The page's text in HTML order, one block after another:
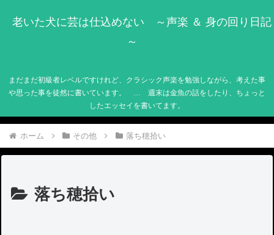
老いた犬に芸は仕込めない ～声楽 ＆ 身の回り日記
～
まだまだ初級者レベルですけれど、クラシック声楽を勉強しながら、考えた事
や思った事を徒然に書いています。 … 週末は金魚の話をしたり、ちょっと
したエッセイを書いてます。
ホーム その他 落ち穂拾い
落ち穂拾い